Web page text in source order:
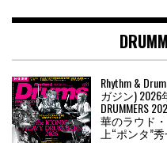
Rhythm &
ガジン) 2026
DRUMMERS
華のラウド
上“ポンタ”秀